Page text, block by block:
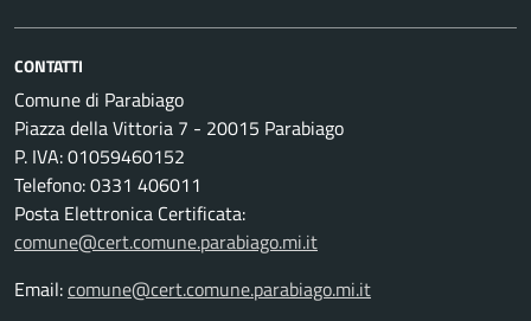
CONTATTI
Comune di Parabiago
Piazza della Vittoria 7 - 20015 Parabiago
P. IVA: 01059460152
Telefono: 0331 406011
Posta Elettronica Certificata:
comune@cert.comune.parabiago.mi.it
Email:comune@cert.comune.parabiago.mi.it